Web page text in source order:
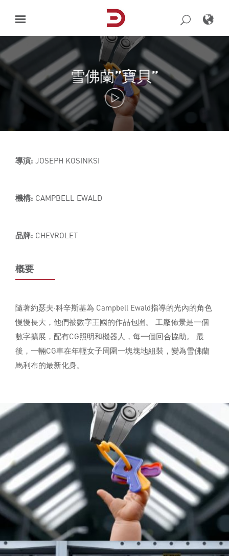
content
雪佛蘭”寶貝”
導演: JOSEPH KOSINKSI
機構: CAMPBELL EWALD
品牌: CHEVROLET
概要
隨著約瑟夫·科辛斯基為 Campbell Ewald指導的光內的角色
慢慢長大，他們被數字王國的作品包圍。 工廠佈景是一個
數字擴展，配有CG照明和機器人，每一個回合協助。 最
後，一輛CG車在年輕女子周圍一塊塊地組裝，變為雪佛蘭
馬利布的最新化身。